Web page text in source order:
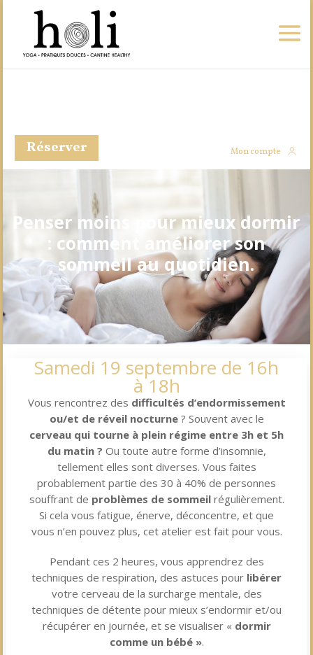
Réserver Mon compte
Penser moins pour mieux dormir
: comment améliorer son
sommeil au quotidien.
Samedi 19 septembre de 16h
à 18h
Vous rencontrez des difficultés d’endormissement
ou/et de réveil nocturne? Souvent avec le
cerveau qui tourne à plein régime entre 3h et 5h
du matin ? Ou toute autre forme d’insomnie,
tellement elles sont diverses. Vous faites
probablement partie des 30 à 40% de personnes
souffrant de problèmes de sommeil régulièrement.
Si cela vous fatigue, énerve, déconcentre, et que
vous n’en pouvez plus, cet atelier est fait pour vous.
Pendant ces 2 heures, vous apprendrez des
techniques de respiration, des astuces pour libérer
votre cerveau de la surcharge mentale, des
techniques de détente pour mieux s’endormir et/ou
récupérer en journée, et se visualiser « dormir
comme un bébé ».